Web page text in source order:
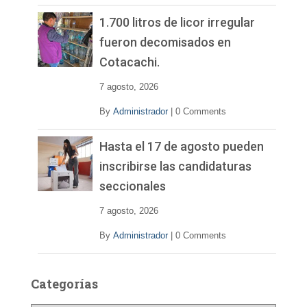
1.700 litros de licor irregular
fueron decomisados en
Cotacachi.
7 agosto, 2026
By Administrador 0 Comments
Hasta el 17 de agosto pueden
inscribirse las candidaturas
seccionales
7 agosto, 2026
By Administrador 0 Comments
Categorías